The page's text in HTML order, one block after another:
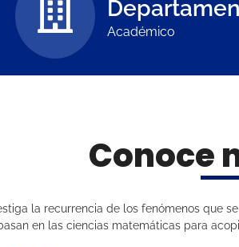
Académico
Conoce
la recurrencia de los fenómenos que
en las ciencias matemáticas para